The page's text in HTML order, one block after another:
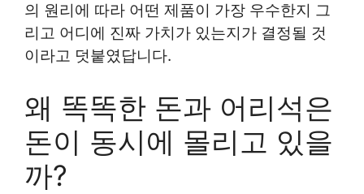
의 원리에 따라 어떤 제품이 가장 우수한지 그
리고 어디에 진짜 가치가 있는지가 결정될 것
이라고 덧붙였답니다.
왜 똑똑한 돈과 어리석은
돈이 동시에 몰리고 있을
까?